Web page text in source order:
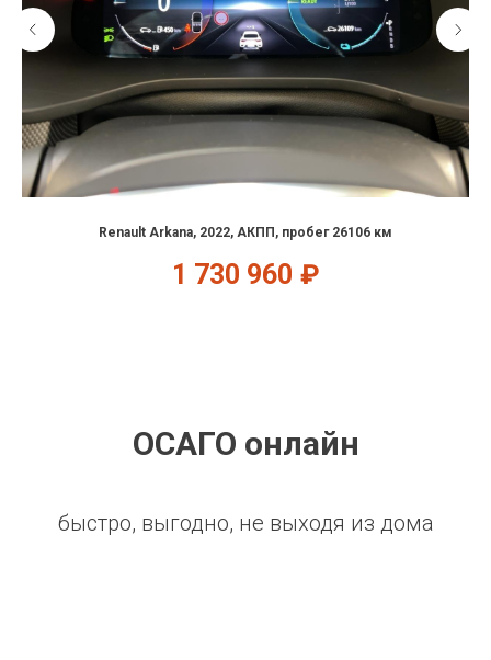
Renault Arkana, 2022, АКПП, пробег 26106 км
1 730 960 ₽
ОСАГО онлайн
быстро, выгодно, не выходя из дома